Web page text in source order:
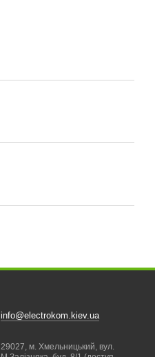
info@electrokom.kiev.ua
29027, м. Хмельницький, вул.